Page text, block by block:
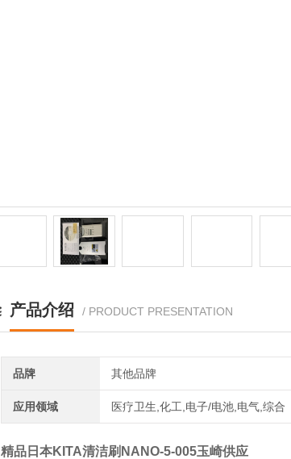
产品介绍 / PRODUCT PRESENTATION
品牌 其他品牌
应用领域 医疗卫生,化工,电子/电池,电气,综合
精品日本KITA清洁刷NANO-5-005玉崎供应